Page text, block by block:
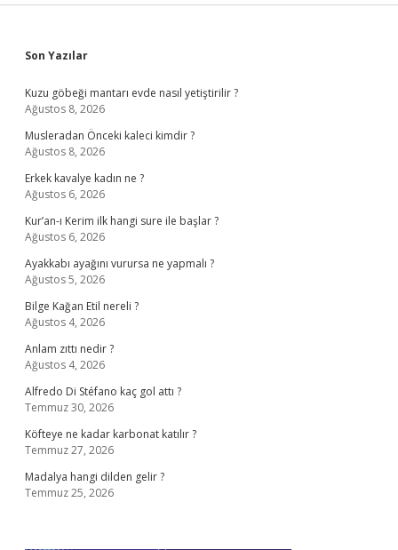
Sidebar
Son Yazılar
Kuzu göbeği mantarı evde nasıl yetiştirilir ?
Ağustos 8, 2026
Musleradan Önceki kaleci kimdir ?
Ağustos 8, 2026
Erkek kavalye kadın ne ?
Ağustos 6, 2026
Kur’an-ı Kerim ilk hangi sure ile başlar ?
Ağustos 6, 2026
Ayakkabı ayağını vurursa ne yapmalı ?
Ağustos 5, 2026
Bilge Kağan Etil nereli ?
Ağustos 4, 2026
Anlam zıttı nedir ?
Ağustos 4, 2026
Alfredo Di Stéfano kaç gol attı ?
Temmuz 30, 2026
Köfteye ne kadar karbonat katılır ?
Temmuz 27, 2026
Madalya hangi dilden gelir ?
Temmuz 25, 2026